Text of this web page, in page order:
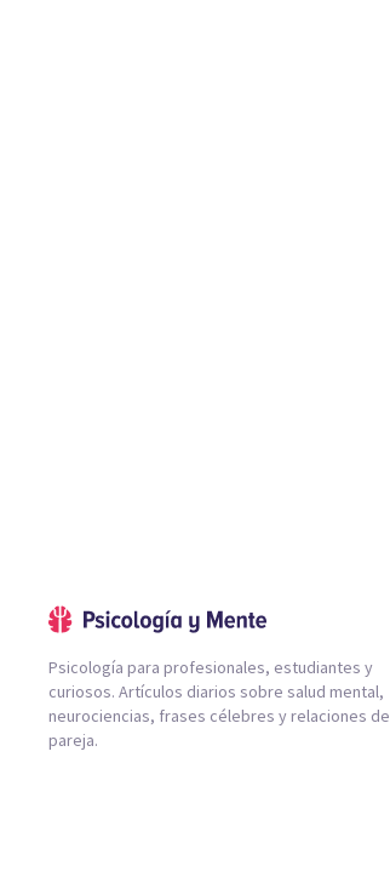
Psicología para profesionales, estudiantes y
curiosos. Artículos diarios sobre salud mental,
neurociencias, frases célebres y relaciones de
pareja.